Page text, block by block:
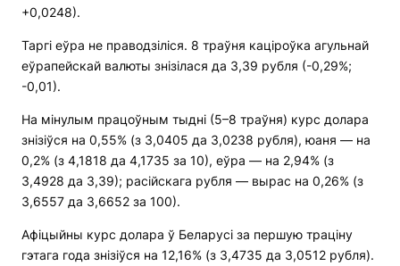
+0,0248).
Таргі еўра не праводзіліся. 8 траўня каціроўка агульнай
еўрапейскай валюты знізілася да 3,39 рубля (-0,29%;
-0,01).
На мінулым працоўным тыдні (5–8 траўня) курс долара
знізіўся на 0,55% (з 3,0405 да 3,0238 рубля), юаня — на
0,2% (з 4,1818 да 4,1735 за 10), еўра — на 2,94% (з
3,4928 да 3,39); расійскага рубля — вырас на 0,26% (з
3,6557 да 3,6652 за 100).
Афіцыйны курс долара ў Беларусі за першую траціну
гэтага года знізіўся на 12,16% (з 3,4735 да 3,0512 рубля).